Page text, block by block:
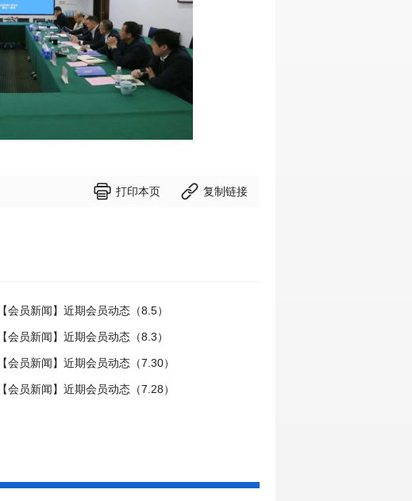
 打印本页  复制链接
【会员新闻】近期会员动态（8.5）
【会员新闻】近期会员动态（8.3）
【会员新闻】近期会员动态（7.30）
【会员新闻】近期会员动态（7.28）